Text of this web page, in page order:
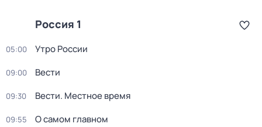
Россия 1
05:00 Утро России
09:00 Вести
09:30 Вести. Местное время
09:55 О самом главном